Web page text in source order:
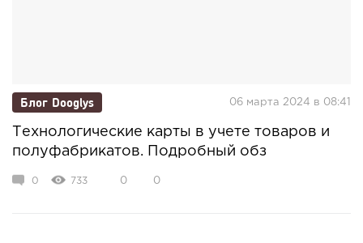
Блог Dooglys 06 марта 2024 в 08:41
Технологические карты в учете товаров и
полуфабрикатов. Подробный обз
0 733 0 0